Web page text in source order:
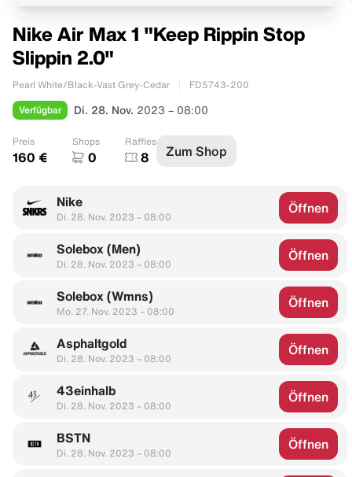
Nike Air Max 1 "Keep Rippin Stop
Slippin 2.0"
Pearl White/Black-Vast Grey-Cedar FD5743-200
Verfügbar Di. 28. Nov. 2023 – 08:00
Preis
160 €
Shops
0
Raffles
8 Zum Shop
Nike
Di. 28. Nov. 2023 – 08:00
Öffnen
Solebox (Men)
Di. 28. Nov. 2023 – 08:00
Öffnen
Solebox (Wmns)
Mo. 27. Nov. 2023 – 08:00
Öffnen
Asphaltgold
Di. 28. Nov. 2023 – 08:00
Öffnen
43einhalb
Di. 28. Nov. 2023 – 08:00
Öffnen
BSTN
Di. 28. Nov. 2023 – 08:00
Öffnen